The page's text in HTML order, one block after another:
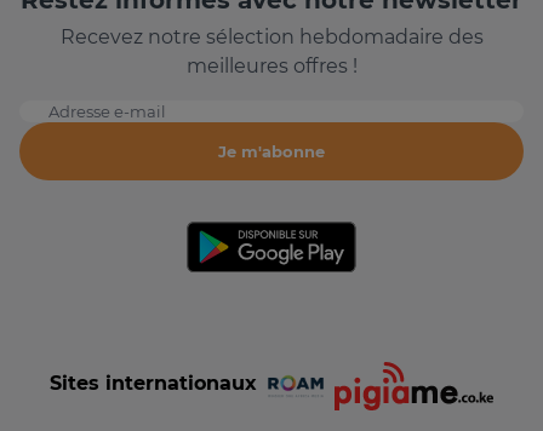
Recevez notre sélection hebdomadaire des
meilleures offres !
Adresse e-mail
Je m'abonne
Sites internationaux